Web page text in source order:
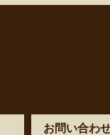
お問い合わ